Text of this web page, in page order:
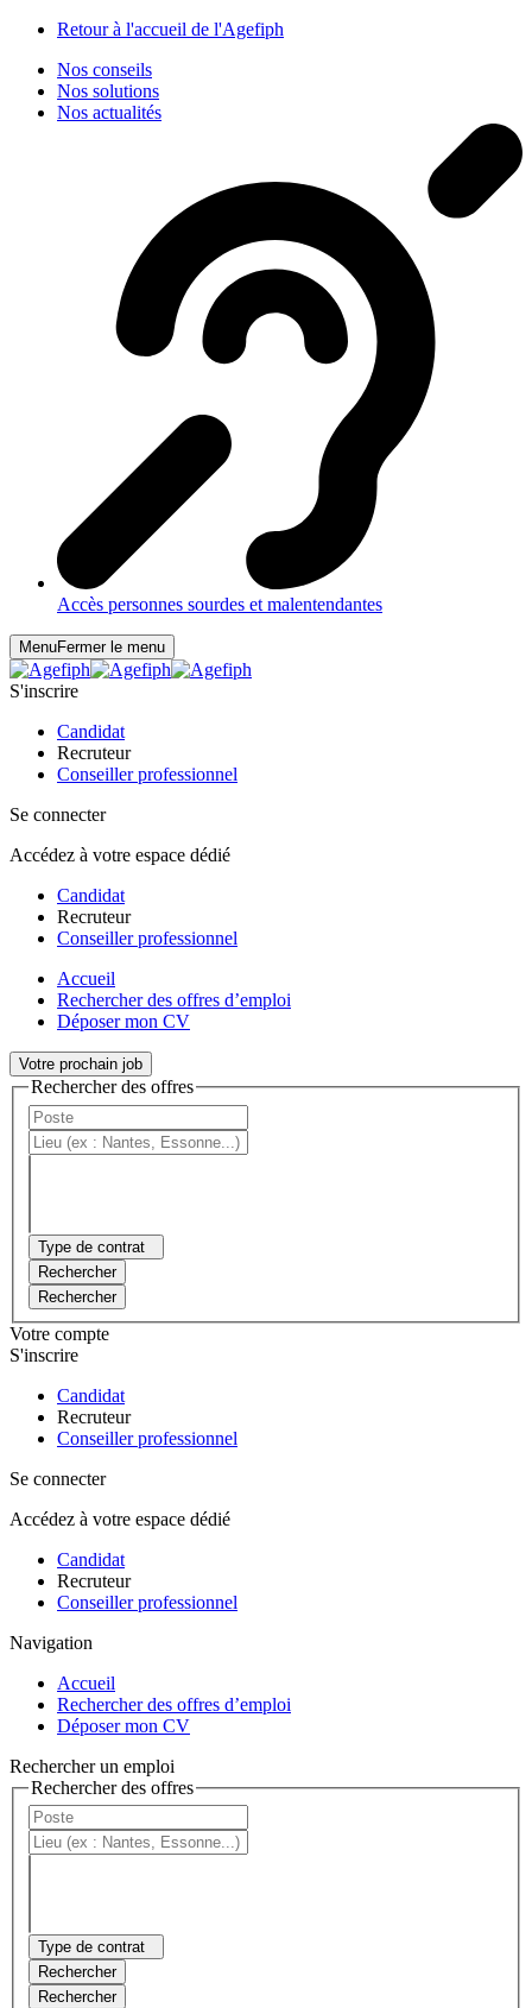
Retour à l'accueil de l'Agefiph
Nos conseils
Nos solutions
Nos actualités
Accès personnes sourdes et malentendantes
MenuFermer le menu
S'inscrire
Candidat
Recruteur
Conseiller professionnel
Se connecter
Accédez à votre espace dédié
Candidat
Recruteur
Conseiller professionnel
Accueil
Rechercher des offres d’emploi
Déposer mon CV
Votre prochain job
Rechercher des offres
Type de contrat
Rechercher
Rechercher
Votre compte
S'inscrire
Candidat
Recruteur
Conseiller professionnel
Se connecter
Accédez à votre espace dédié
Candidat
Recruteur
Conseiller professionnel
Navigation
Accueil
Rechercher des offres d’emploi
Déposer mon CV
Rechercher un emploi
Rechercher des offres
Type de contrat
Rechercher
Rechercher